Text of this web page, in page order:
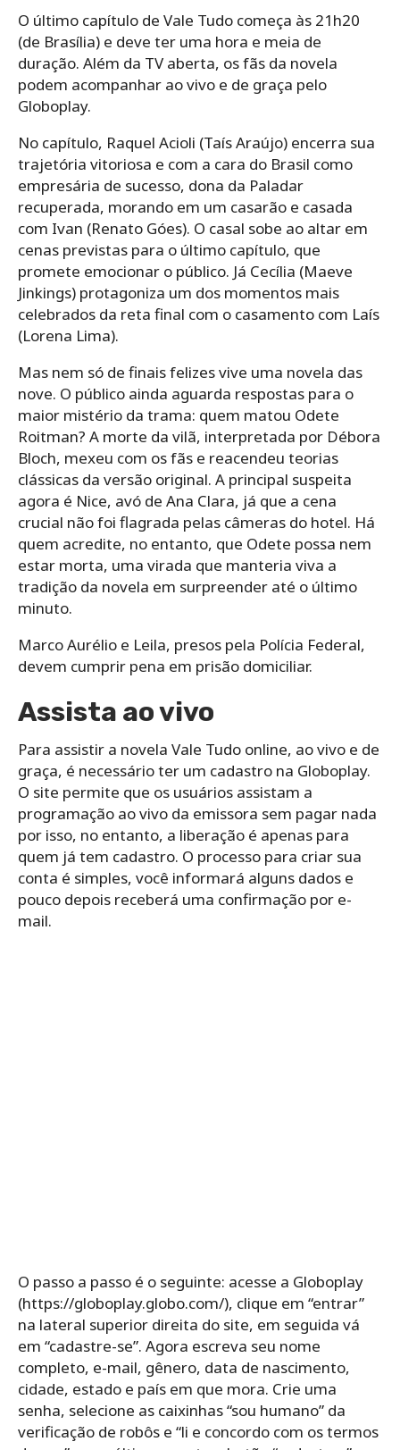
O último capítulo de Vale Tudo começa às 21h20
(de Brasília) e deve ter uma hora e meia de
duração. Além da TV aberta, os fãs da novela
podem acompanhar ao vivo e de graça pelo
Globoplay.
No capítulo, Raquel Acioli (Taís Araújo) encerra sua
trajetória vitoriosa e com a cara do Brasil como
empresária de sucesso, dona da Paladar
recuperada, morando em um casarão e casada
com Ivan (Renato Góes). O casal sobe ao altar em
cenas previstas para o último capítulo, que
promete emocionar o público. Já Cecília (Maeve
Jinkings) protagoniza um dos momentos mais
celebrados da reta final com o casamento com Laís
(Lorena Lima).
Mas nem só de finais felizes vive uma novela das
nove. O público ainda aguarda respostas para o
maior mistério da trama: quem matou Odete
Roitman? A morte da vilã, interpretada por Débora
Bloch, mexeu com os fãs e reacendeu teorias
clássicas da versão original. A principal suspeita
agora é Nice, avó de Ana Clara, já que a cena
crucial não foi flagrada pelas câmeras do hotel. Há
quem acredite, no entanto, que Odete possa nem
estar morta, uma virada que manteria viva a
tradição da novela em surpreender até o último
minuto.
Marco Aurélio e Leila, presos pela Polícia Federal,
devem cumprir pena em prisão domiciliar.
Assista ao vivo
Para assistir a novela Vale Tudo online, ao vivo e de
graça, é necessário ter um cadastro na Globoplay.
O site permite que os usuários assistam a
programação ao vivo da emissora sem pagar nada
por isso, no entanto, a liberação é apenas para
quem já tem cadastro. O processo para criar sua
conta é simples, você informará alguns dados e
pouco depois receberá uma confirmação por e-
mail.
O passo a passo é o seguinte: acesse a Globoplay
(https://globoplay.globo.com/), clique em “entrar”
na lateral superior direita do site, em seguida vá
em “cadastre-se”. Agora escreva seu nome
completo, e-mail, gênero, data de nascimento,
cidade, estado e país em que mora. Crie uma
senha, selecione as caixinhas “sou humano” da
verificação de robôs e “li e concordo com os termos